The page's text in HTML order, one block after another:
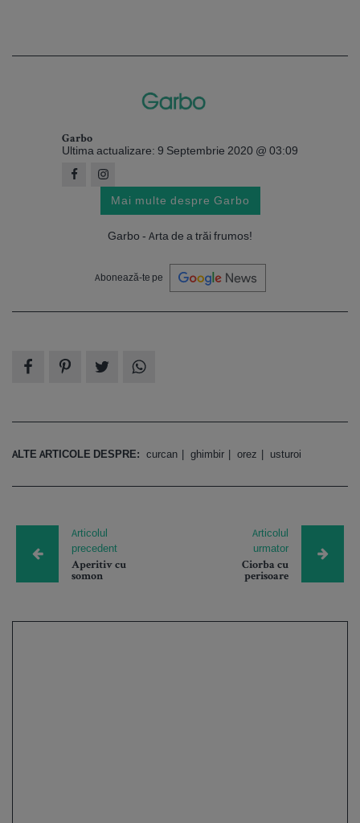
Garbo
Ultima actualizare: 9 Septembrie 2020 @ 03:09
Mai multe despre Garbo
Garbo - Arta de a trăi frumos!
Abonează-te pe
ALTE ARTICOLE DESPRE: curcan ghimbir orez usturoi
Articolul
precedent
Aperitiv cu
somon
Articolul
urmator
Ciorba cu
perisoare